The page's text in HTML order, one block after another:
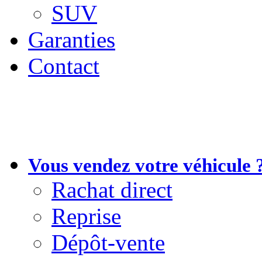
SUV
Garanties
Contact
Vous vendez votre véhicule
Rachat direct
Reprise
Dépôt-vente